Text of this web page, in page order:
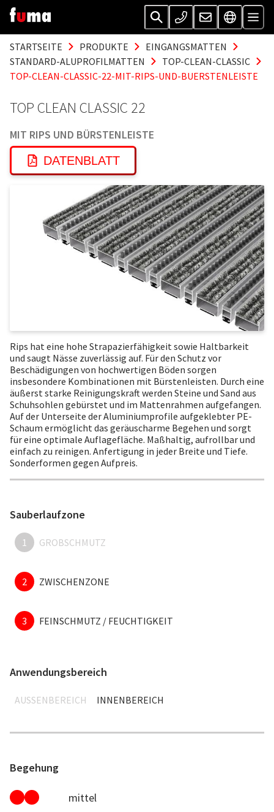
STARTSEITE PRODUKTE
EINGANGSMATTEN
STANDARD-ALUPROFILMATTEN
TOP-CLEAN-CLASSIC
TOP-CLEAN-CLASSIC-22-MIT-RIPS-UND-BUERSTENLEISTE
TOP CLEAN CLASSIC 22
MIT RIPS UND BÜRSTENLEISTE
DATENBLATT
Rips hat eine hohe Strapazierfähigkeit sowie Haltbarkeit
und saugt Nässe zuverlässig auf. Für den Schutz vor
Beschädigungen von hochwertigen Böden sorgen
insbesondere Kombinationen mit Bürstenleisten. Durch eine
äußerst starke Reinigungskraft werden Steine und Sand aus
Schuhsohlen gebürstet und im Mattenrahmen aufgefangen.
Auf der Unterseite der Aluminiumprofile aufgeklebter PE-
Schaum ermöglicht das geräuscharme Begehen und sorgt
für eine optimale Auflagefläche. Maßhaltig, aufrollbar und
einfach zu reinigen. Anfertigung in jeder Breite und Tiefe.
Sonderformen gegen Aufpreis.
Sauberlaufzone
1 GROBSCHMUTZ
2 ZWISCHENZONE
3 FEINSCHMUTZ / FEUCHTIGKEIT
Anwendungsbereich
AUSSENBEREICH INNENBEREICH
Begehung
mittel